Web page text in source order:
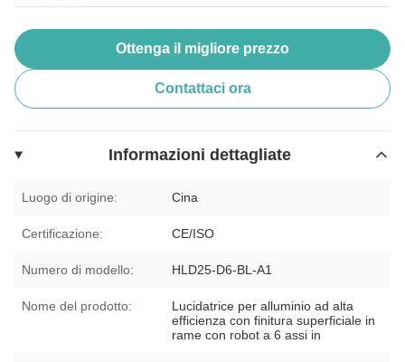
Ottenga il migliore prezzo
Contattaci ora
Informazioni dettagliate
Luogo di origine: Cina
Certificazione: CE/ISO
Numero di modello: HLD25-D6-BL-A1
Nome del prodotto:
Lucidatrice per alluminio ad alta
efficienza con finitura superficiale in
rame con robot a 6 assi in